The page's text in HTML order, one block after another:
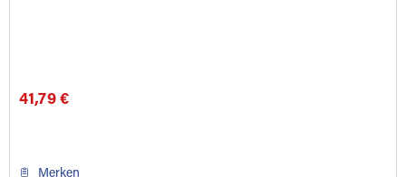
41,79 €
Merken